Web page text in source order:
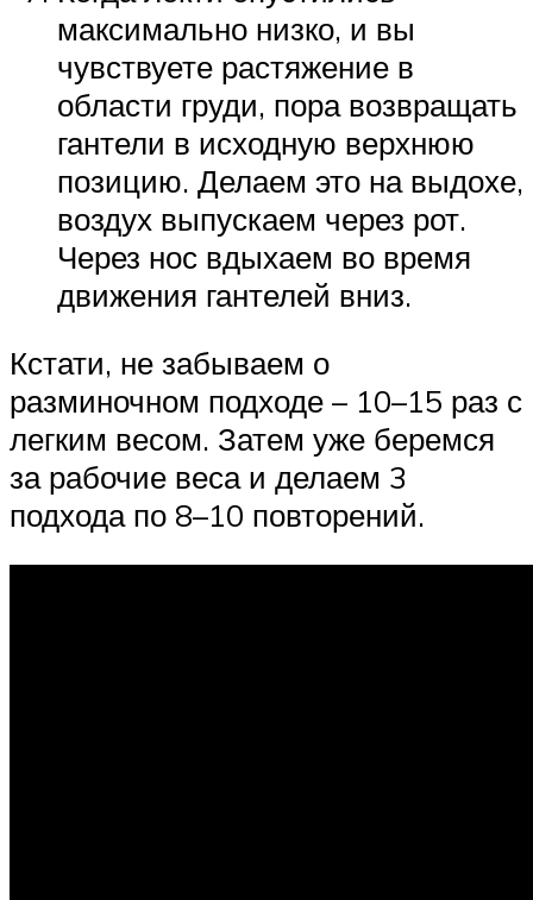
максимально низко, и вы
чувствуете растяжение в
области груди, пора возвращать
гантели в исходную верхнюю
позицию. Делаем это на выдохе,
воздух выпускаем через рот.
Через нос вдыхаем во время
движения гантелей вниз.
Кстати, не забываем о
разминочном подходе – 10–15 раз с
легким весом. Затем уже беремся
за рабочие веса и делаем 3
подхода по 8–10 повторений.